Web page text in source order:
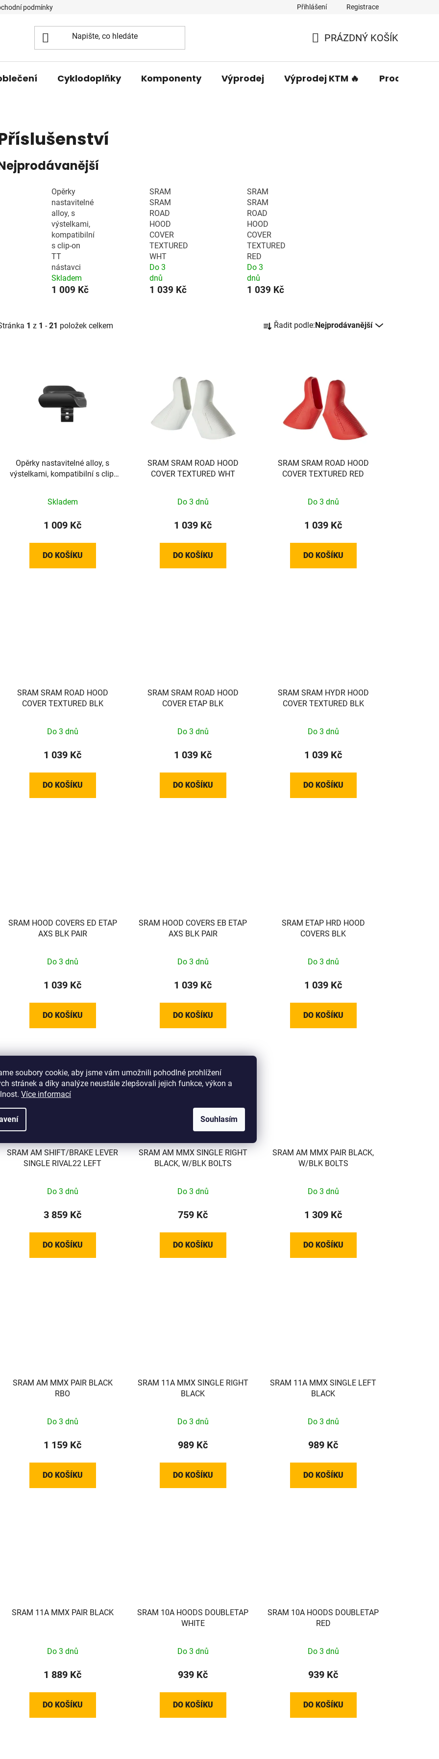
soubory cookie, aby jsme vám umožnili pohodlné prohlížení
stránek a díky analýze neustále zlepšovali jejich funkce, výkon a
Více informací
Souhlasím
podmínky Přihlášení Registrace
KOŠÍK
PRÁZDNÝ KOŠÍK
Cyklodoplňky Komponenty Výprodej Výprodej KTM 🔥 Prodávané
Opěrky
nastavitelné
alloy, s
výstelkami,
kompatibilní
s clip-on
TT
nástavci
Skladem
1 009 Kč
SRAM
SRAM
ROAD
HOOD
COVER
TEXTURED
WHT
Do 3
dnů
1 039 Kč
SRAM
SRAM
ROAD
HOOD
COVER
TEXTURED
RED
Do 3
dnů
1 039 Kč
1 z 1 -21 položek celkem a Řadit podle: Nejprodávanější
Opěrky nastavitelné alloy, s
výstelkami, kompatibilní s clip-
Skladem
1 009 Kč
DO KOŠÍKU
SRAM SRAM ROAD HOOD
COVER TEXTURED WHT
Do 3 dnů
1 039 Kč
DO KOŠÍKU
SRAM SRAM ROAD HOOD
COVER TEXTURED RED
Do 3 dnů
1 039 Kč
DO KOŠÍKU
SRAM SRAM ROAD HOOD
COVER TEXTURED BLK
Do 3 dnů
1 039 Kč
DO KOŠÍKU
SRAM SRAM ROAD HOOD
COVER ETAP BLK
Do 3 dnů
1 039 Kč
DO KOŠÍKU
SRAM SRAM HYDR HOOD
COVER TEXTURED BLK
Do 3 dnů
1 039 Kč
DO KOŠÍKU
SRAM HOOD COVERS ED ETAP
AXS BLK PAIR
Do 3 dnů
1 039 Kč
DO KOŠÍKU
SRAM HOOD COVERS EB ETAP
AXS BLK PAIR
Do 3 dnů
1 039 Kč
DO KOŠÍKU
SRAM ETAP HRD HOOD
COVERS BLK
Do 3 dnů
1 039 Kč
DO KOŠÍKU
SRAM AM SHIFT/BRAKE LEVER
SINGLE RIVAL22 LEFT
Do 3 dnů
3 859 Kč
DO KOŠÍKU
SRAM AM MMX SINGLE RIGHT
BLACK, W/BLK BOLTS
Do 3 dnů
759 Kč
DO KOŠÍKU
SRAM AM MMX PAIR BLACK,
W/BLK BOLTS
Do 3 dnů
1 309 Kč
DO KOŠÍKU
SRAM AM MMX PAIR BLACK
RBO
Do 3 dnů
1 159 Kč
DO KOŠÍKU
SRAM 11A MMX SINGLE RIGHT
BLACK
Do 3 dnů
989 Kč
DO KOŠÍKU
SRAM 11A MMX SINGLE LEFT
BLACK
Do 3 dnů
989 Kč
DO KOŠÍKU
SRAM 11A MMX PAIR BLACK
Do 3 dnů
1 889 Kč
DO KOŠÍKU
SRAM 10A HOODS DOUBLETAP
WHITE
Do 3 dnů
939 Kč
DO KOŠÍKU
SRAM 10A HOODS DOUBLETAP
RED
Do 3 dnů
939 Kč
DO KOŠÍKU